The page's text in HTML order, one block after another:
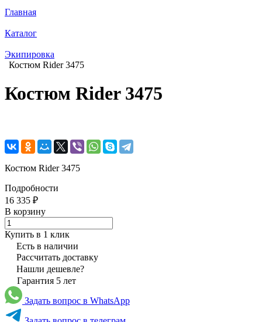
Главная
Каталог
Экипировка
Костюм Rider 3475
Костюм Rider 3475
Костюм Rider 3475
Подробности
16 335 ₽
В корзину
Купить в 1 клик
Есть в наличии
Рассчитать доставку
Нашли дешевле?
Гарантия 5 лет
Задать вопрос в WhatsApp